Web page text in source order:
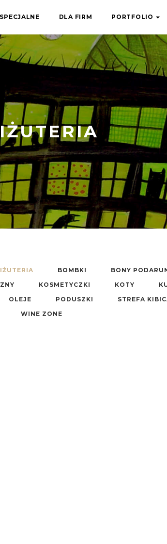
DLA FIRM PORTFOLIO
BOMBKI BONY
KOSMETYCZKI KOTY
OLEJE PODUSZKI STREFA
WINE ZONE